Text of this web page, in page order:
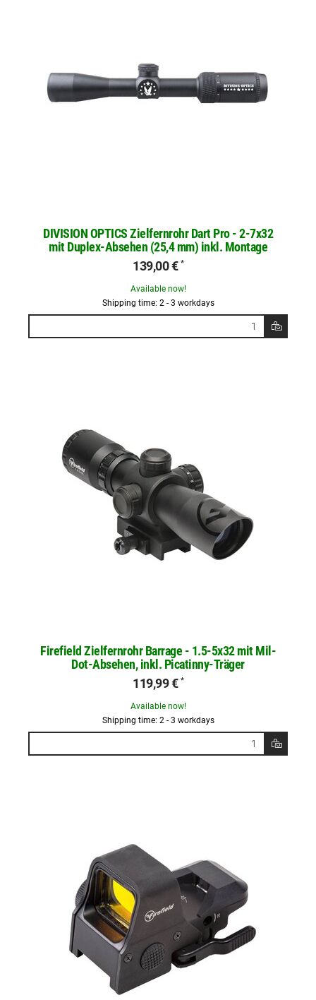
DIVISION OPTICS Zielfernrohr Dart Pro - 2-7x32
mit Duplex-Absehen (25,4 mm) inkl. Montage
139,00 € *
Available now!
Shipping time: 2 - 3 workdays
Firefield Zielfernrohr Barrage - 1.5-5x32 mit Mil-
Dot-Absehen, inkl. Picatinny-Träger
119,99 € *
Available now!
Shipping time: 2 - 3 workdays